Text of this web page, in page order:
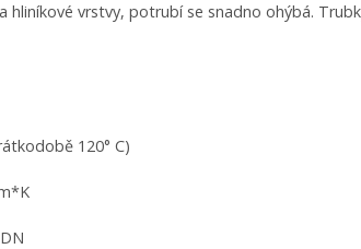
hliníkové vrstvy, potrubí se snadno ohýbá.
120° C)